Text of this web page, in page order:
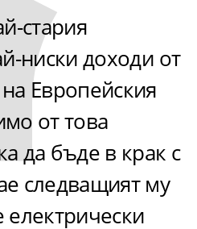
стария
ниски доходи от
Европейския
от това
да бъде в крак с
следващият му